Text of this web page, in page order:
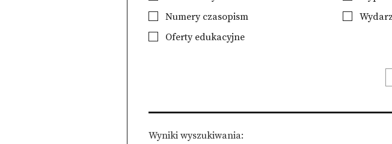
Numery czasopism
Oferty edukacyjne
Wyniki wyszukiwania